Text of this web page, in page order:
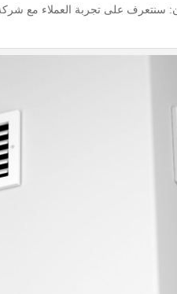
سنتعرف على تجربة العملاء مع